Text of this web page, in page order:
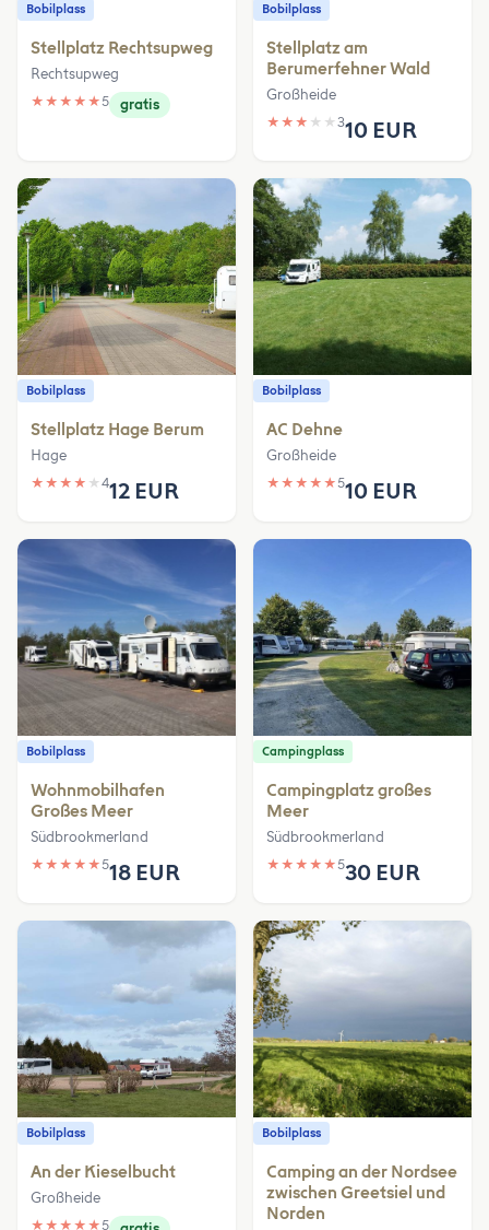
Bobilplass
Stellplatz Rechtsupweg
Rechtsupweg
★ ★ ★ ★ ★5 gratis
Bobilplass
Stellplatz am
Berumerfehner Wald
Großheide
★ ★ ★ ★ ★ 310 EUR
Bobilplass
Stellplatz Hage Berum
Hage
★ ★ ★ ★ ★ 412 EUR
Bobilplass
AC Dehne
Großheide
★ ★ ★ ★ ★510 EUR
Bobilplass
Wohnmobilhafen
Großes Meer
Südbrookmerland
★ ★ ★ ★ ★518 EUR
Campingplass
Campingplatz großes
Meer
Südbrookmerland
★ ★ ★ ★ ★530 EUR
Bobilplass
An der Kieselbucht
Großheide
★ ★ ★ ★ ★5
Bobilplass
Camping an der Nordsee
zwischen Greetsiel und
Norden